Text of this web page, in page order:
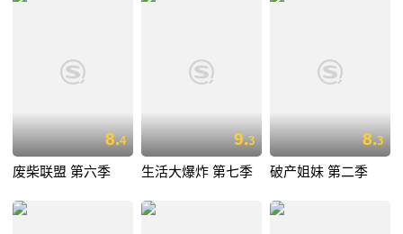
8.4
废柴联盟 第六季
9.3
生活大爆炸 第七季
8.3
破产姐妹 第二季